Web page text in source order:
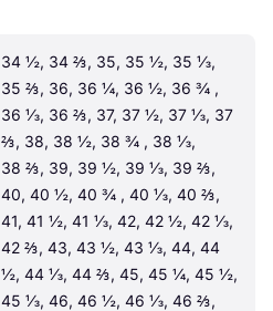
34 ½, 34 ⅔, 35, 35 ½, 35 ⅓,
35 ⅔, 36, 36 ¼, 36 ½, 36 ¾ ,
36 ⅓, 36 ⅔, 37, 37 ½, 37 ⅓, 37
⅔, 38, 38 ½, 38 ¾ , 38 ⅓,
38 ⅔, 39, 39 ½, 39 ⅓, 39 ⅔,
40, 40 ½, 40 ¾ , 40 ⅓, 40 ⅔,
41, 41 ½, 41 ⅓, 42, 42 ½, 42 ⅓,
42 ⅔, 43, 43 ½, 43 ⅓, 44, 44
½, 44 ⅓, 44 ⅔, 45, 45 ¼, 45 ½,
45 ⅓, 46, 46 ½, 46 ⅓, 46 ⅔,